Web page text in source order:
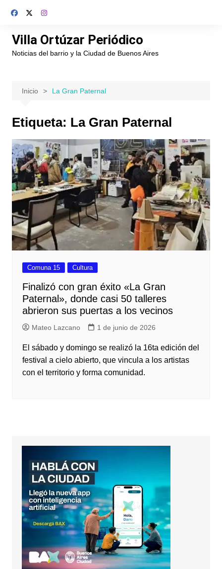
Villa Ortúzar Periódico
Noticias del barrio y la Ciudad de Buenos Aires
Inicio La Gran Paternal
Etiqueta: La Gran Paternal
Comuna 15 Cultura
Finalizó con gran éxito «La Gran
Paternal», donde casi 50 talleres
abrieron sus puertas a los vecinos
Mateo Lazcano 1 de junio de 2026
El sábado y domingo se realizó la 16ta edición del
festival a cielo abierto, que vincula a los artistas
con el territorio y forma comunidad.